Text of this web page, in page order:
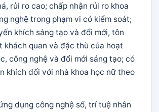
rủi ro cao; chấp nhận rủi ro khoa
nghệ trong phạm vi có kiểm soát;
khích sáng tạo và đổi mới, tôn
khách quan và đặc thù của hoạt
công nghệ và đổi mới sáng tạo; có
khích đối với nhà khoa học nữ theo
dụng công nghệ số, trí tuệ nhân